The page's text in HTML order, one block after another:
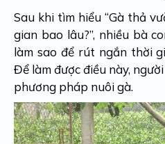
Sau khi tìm hiểu “Gà thả
gian bao lâu?”, nhiều bà
làm sao để rút ngắn thời
Để làm được điều này,
phương pháp nuôi gà.